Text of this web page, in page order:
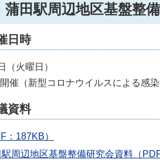
田駅周辺地区基盤整
日時
（火曜日）
開催（新型コロナウイルスによる感
資料
：187KB）
駅周辺地区基盤整備研究会資料（